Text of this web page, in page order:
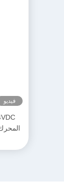
فيديو